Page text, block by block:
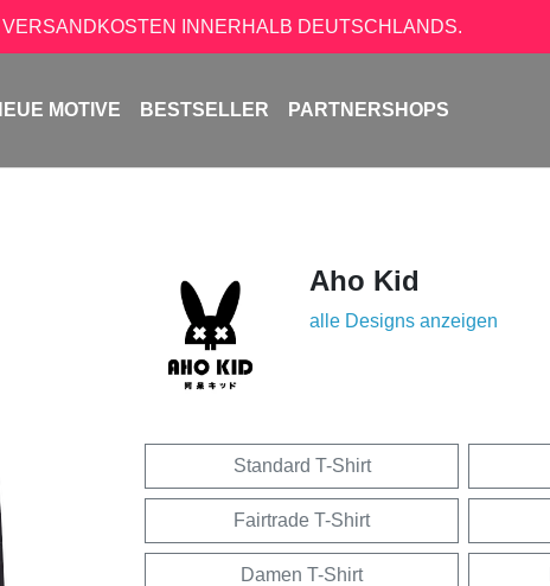
INNERHALB DEUTSCHLANDS.
MOTIVE BESTSELLER PARTNERSHOPS
Aho Kid
alle Designs anzeigen
Standard T-Shirt
Fairtrade T-Shirt
Damen T-Shirt